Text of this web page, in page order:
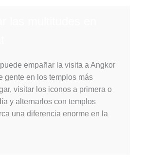
empañar la visita a Angkor
gente en los templos más
visitar los iconos a primera o
y alternarlos con templos
una diferencia enorme en la